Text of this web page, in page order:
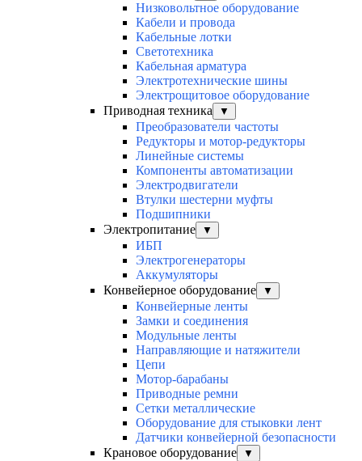
Низковольтное оборудование
Кабели и провода
Кабельные лотки
Светотехника
Кабельная арматура
Электротехнические шины
Электрощитовое оборудование
Приводная техника
▼
Преобразователи частоты
Редукторы и мотор-редукторы
Линейные системы
Компоненты автоматизации
Электродвигатели
Втулки шестерни муфты
Подшипники
Электропитание
▼
ИБП
Электрогенераторы
Аккумуляторы
Конвейерное оборудование
▼
Конвейерные ленты
Замки и соединения
Модульные ленты
Направляющие и натяжители
Цепи
Мотор-барабаны
Приводные ремни
Сетки металлические
Оборудование для стыковки лент
Датчики конвейерной безопасности
Крановое оборудование
▼